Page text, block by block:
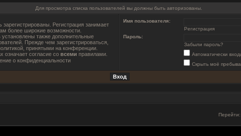
Для просмотра списка пользователей вы должны быть авторизованы.
Регистрация занимает
более широкие возможности.
также дополнительные
Прежде чем зарегистрироваться,
принятыми на конференции.
означает согласие со всеми правилами.
о конфиденциальности
Имя пользователя:
Регистрация
Пароль:
Забыли пароль?
Автоматически
Скрыть моё
Перейти: